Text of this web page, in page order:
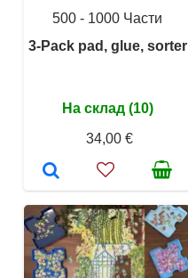
500 - 1000 Части
3-Pack pad, glue, sorter
На склад (10)
34,00 €